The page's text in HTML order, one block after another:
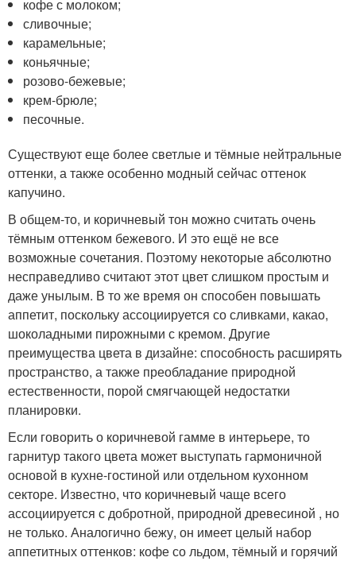
кофе с молоком;
сливочные;
карамельные;
коньячные;
розово-бежевые;
крем-брюле;
песочные.
Существуют еще более светлые и тёмные нейтральные
оттенки, а также особенно модный сейчас оттенок
капучино.
В общем-то, и коричневый тон можно считать очень
тёмным оттенком бежевого. И это ещё не все
возможные сочетания. Поэтому некоторые абсолютно
несправедливо считают этот цвет слишком простым и
даже унылым. В то же время он способен повышать
аппетит, поскольку ассоциируется со сливками, какао,
шоколадными пирожными с кремом. Другие
преимущества цвета в дизайне: способность расширять
пространство, а также преобладание природной
естественности, порой смягчающей недостатки
планировки.
Если говорить о коричневой гамме в интерьере, то
гарнитур такого цвета может выступать гармоничной
основой в кухне-гостиной или отдельном кухонном
секторе. Известно, что коричневый чаще всего
ассоциируется с добротной, природной древесиной , но
не только. Аналогично бежу, он имеет целый набор
аппетитных оттенков: кофе со льдом, тёмный и горячий